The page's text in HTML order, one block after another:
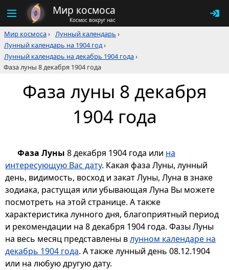
Мир космоса
Космос вокруг нас
Мир космоса› Лунный календарь ›
Лунный календарь на 1904 год›
Лунный календарь на декабрь 1904 года›
Фаза луны 8 декабря 1904 года
Фаза луны 8 декабря
1904 года
Фаза Луны 8 декабря 1904 года или на
интересующую Вас дату. Какая фаза Луны, лунный
день, видимость, восход и закат Луны, Луна в знаке
зодиака, растущая или убывающая Луна Вы можете
посмотреть на этой странице. А также
характеристика лунного дня, благоприятный период
и рекомендации на 8 декабря 1904 года. Фазы Луны
на весь месяц представлены влунном календаре на
декабрь 1904 года. А также лунный день 08.12.1904
или на любую другую дату.